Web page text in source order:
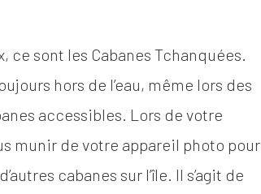
ce sont les Cabanes Tchanquées.
hors de l’eau, même lors des
accessibles. Lors de votre
munir de votre appareil photo pour
cabanes sur l’île. Il s’agit de